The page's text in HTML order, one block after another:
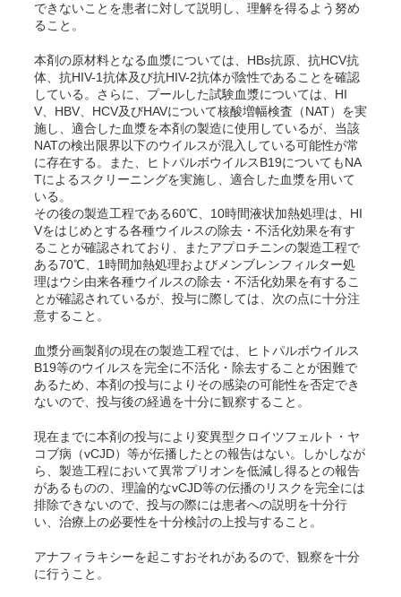
できないことを患者に対して説明し、理解を得るよう努め
ること。
本剤の原材料となる血漿については、HBs抗原、抗HCV抗
体、抗HIV-1抗体及び抗HIV-2抗体が陰性であることを確認
している。さらに、プールした試験血漿については、HI
V、HBV、HCV及びHAVについて核酸増幅検査（NAT）を実
施し、適合した血漿を本剤の製造に使用しているが、当該
NATの検出限界以下のウイルスが混入している可能性が常
に存在する。また、ヒトパルボウイルスB19についてもNA
Tによるスクリーニングを実施し、適合した血漿を用いて
いる。
その後の製造工程である60℃、10時間液状加熱処理は、HI
Vをはじめとする各種ウイルスの除去・不活化効果を有す
ることが確認されており、またアプロチニンの製造工程で
ある70℃、1時間加熱処理およびメンブレンフィルター処
理はウシ由来各種ウイルスの除去・不活化効果を有するこ
とが確認されているが、投与に際しては、次の点に十分注
意すること。
血漿分画製剤の現在の製造工程では、ヒトパルボウイルス
B19等のウイルスを完全に不活化・除去することが困難で
あるため、本剤の投与によりその感染の可能性を否定でき
ないので、投与後の経過を十分に観察すること。
現在までに本剤の投与により変異型クロイツフェルト・ヤ
コブ病（vCJD）等が伝播したとの報告はない。しかしなが
ら、製造工程において異常プリオンを低減し得るとの報告
があるものの、理論的なvCJD等の伝播のリスクを完全には
排除できないので、投与の際には患者への説明を十分行
い、治療上の必要性を十分検討の上投与すること。
アナフィラキシーを起こすおそれがあるので、観察を十分
に行うこと。